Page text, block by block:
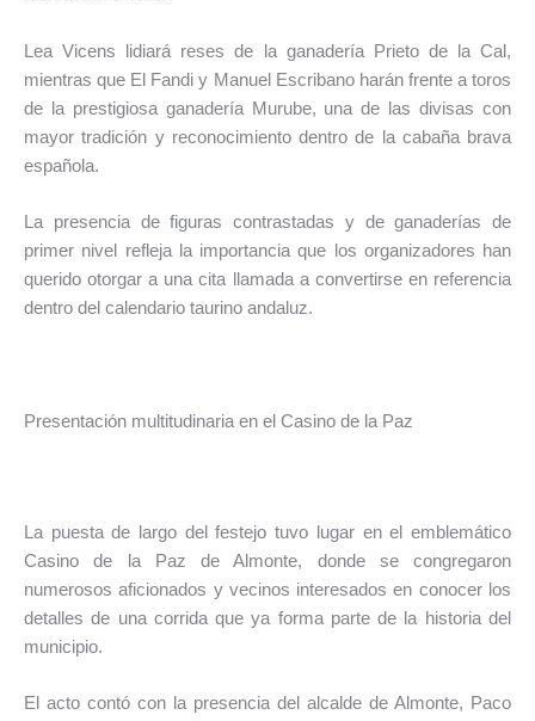
Lea Vicens lidiará reses de la ganadería Prieto de la Cal,
mientras que El Fandi y Manuel Escribano harán frente a toros
de la prestigiosa ganadería Murube, una de las divisas con
mayor tradición y reconocimiento dentro de la cabaña brava
española.
La presencia de figuras contrastadas y de ganaderías de
primer nivel refleja la importancia que los organizadores han
querido otorgar a una cita llamada a convertirse en referencia
dentro del calendario taurino andaluz.
Presentación multitudinaria en el Casino de la Paz
La puesta de largo del festejo tuvo lugar en el emblemático
Casino de la Paz de Almonte, donde se congregaron
numerosos aficionados y vecinos interesados en conocer los
detalles de una corrida que ya forma parte de la historia del
municipio.
El acto contó con la presencia del alcalde de Almonte, Paco